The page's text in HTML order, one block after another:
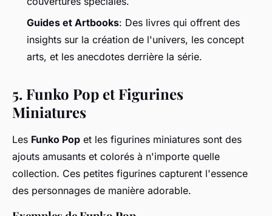
Guides et Artbooks: Des livres qui offrent des
insights sur la création de l'univers, les concept
arts, et les anecdotes derrière la série.
5. Funko Pop et Figurines
Miniatures
Les Funko Pop et les figurines miniatures sont des
ajouts amusants et colorés à n'importe quelle
collection. Ces petites figurines capturent l'essence
des personnages de manière adorable.